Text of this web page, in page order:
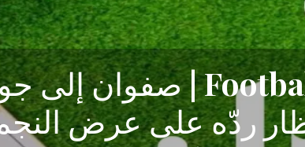
جبل محسن وتنتهي في